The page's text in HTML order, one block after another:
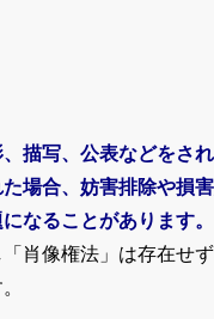
描写、公表などをさ
場合、妨害排除や損
なることがあります。
肖像権法」は存在せ